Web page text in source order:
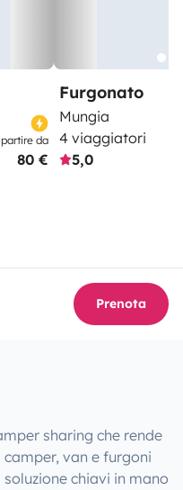
da
80 €
Furgonato
Mungia
4 viaggiatori
5,0
Prenota
sharing che rende
van e furgoni
chiavi in mano